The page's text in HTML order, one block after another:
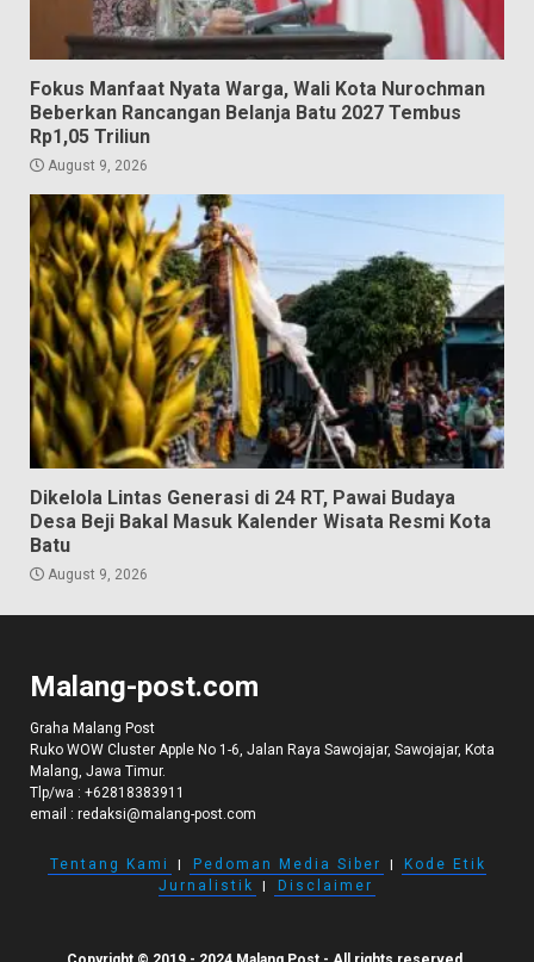
Fokus Manfaat Nyata Warga, Wali Kota Nurochman
Beberkan Rancangan Belanja Batu 2027 Tembus
Rp1,05 Triliun
August 9, 2026
Dikelola Lintas Generasi di 24 RT, Pawai Budaya
Desa Beji Bakal Masuk Kalender Wisata Resmi Kota
Batu
August 9, 2026
Malang-post.com
Graha Malang Post
Ruko WOW Cluster Apple No 1-6, Jalan Raya Sawojajar, Sawojajar, Kota
Malang, Jawa Timur.
Tlp/wa : +62818383911
email : redaksi@malang-post.com
Tentang Kami I Pedoman Media Siber I
Kode Etik
Jurnalistik
I Disclaimer